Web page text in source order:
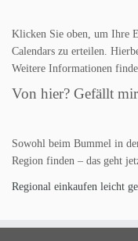
Klicken Sie oben, um Ihre
Calendars zu erteilen.
Weitere Informationen
Von hier? Gefällt
Sowohl beim Bummel in
Region finden – das geht
Regional einkaufen leicht